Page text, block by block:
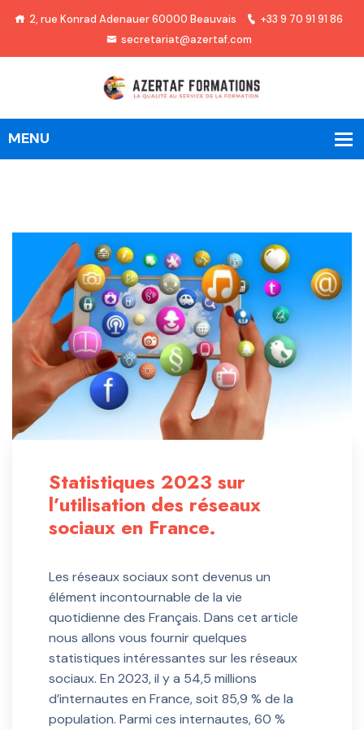
2, rue Konrad Adenauer 60000 Beauvais
+33 9 70 91 91 86
secretariat@azertaf.com
Statistiques 2023 sur
l’utilisation des réseaux
sociaux en France.
Les réseaux sociaux sont devenus un
élément incontournable de la vie
quotidienne des Français. Dans cet article
nous allons vous fournir quelques
statistiques intéressantes sur les réseaux
sociaux. En 2023, il y a 54,5 millions
d’internautes en France, soit 85,9 % de la
population. Parmi ces internautes, 60 %